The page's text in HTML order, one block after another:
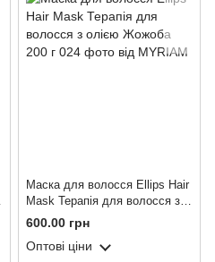
Маска для волосся Ellips Hair
Mask Терапія для волосся з
олією Жожоба 200 г
600.00 грн
Оптові ціни